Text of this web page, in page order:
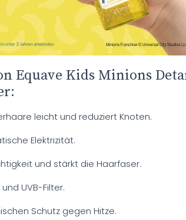
Equave Kids Minions
leicht und reduziert Knoten.
Elektrizität.
und stärkt die Haarfaser.
UVB-Filter.
Schutz gegen Hitze.